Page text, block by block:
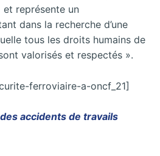
représente un
dans la recherche d’une
tous les droits humains de
valorisés et respectés ».
ferroviaire-a-oncf_21]
accidents de travails